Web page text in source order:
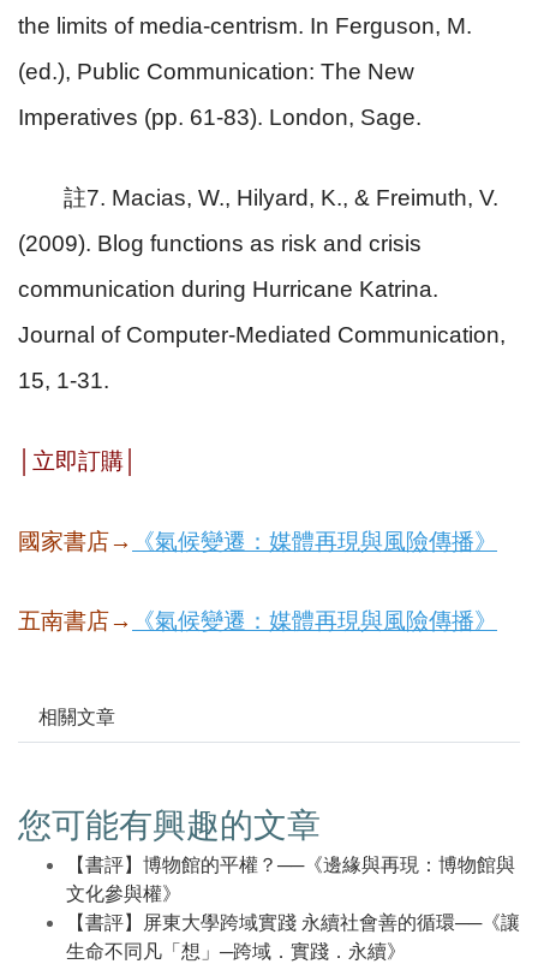
the limits of media-centrism. In Ferguson, M.
(ed.), Public Communication: The New
Imperatives (pp. 61-83). London, Sage.
註7. Macias, W., Hilyard, K., & Freimuth, V.
(2009). Blog functions as risk and crisis
communication during Hurricane Katrina.
Journal of Computer-Mediated Communication,
15, 1-31.
立即訂購
國家書店→ 《氣候變遷：媒體再現與風險傳播》
五南書店→ 《氣候變遷：媒體再現與風險傳播》
相關文章
您可能有興趣的文章
【書評】博物館的平權？──《邊緣與再現：博物館與
文化參與權》
【書評】屏東大學跨域實踐 永續社會善的循環──《讓
生命不同凡「想」─跨域．實踐．永續》